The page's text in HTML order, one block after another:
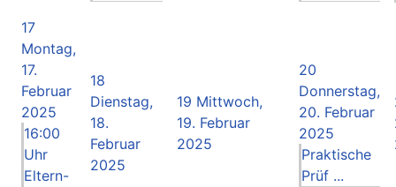
17
Montag,
17.
Februar
2025
16:00
Uhr
Eltern-
18
Dienstag,
18.
Februar
2025
19 Mittwoch,
19. Februar
2025
20
Donnerstag,
20. Februar
2025
Praktische
Prüf ...